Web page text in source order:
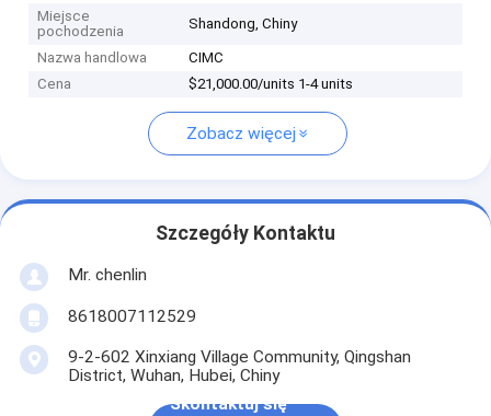
Miejsce
pochodzenia
Shandong, Chiny
Nazwa handlowa
CIMC
Cena
$21,000.00/units 1-4 units
Zobacz więcej
Szczegóły Kontaktu
Mr. chenlin
8618007112529
9-2-602 Xinxiang Village Community, Qingshan
District, Wuhan, Hubei, Chiny
Skontaktuj się